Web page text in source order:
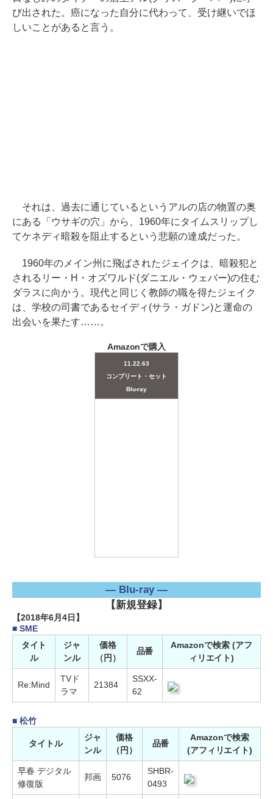
び出された。癌になった自分に代わって、受け継いでほ
しいことがあると言う。
それは、過去に通じているというアルの店の物置の奥
にある「ウサギの穴」から、1960年にタイムスリップし
てケネディ暗殺を阻止するという悲願の達成だった。
1960年のメイン州に飛ばされたジェイクは、暗殺犯と
されるリー・H・オズワルド(ダニエル・ウェバー)の住む
ダラスに向かう。現代と同じく教師の職を得たジェイク
は、学校の司書であるセイディ(サラ・ガドン)と運命の
出会いを果たす……。
Amazonで購入
11.22.63
コンプリート・セット
Blu-ray
― Blu-ray ―
【新規登録】
【2018年6月4日】
■ SME
タイト
ル
ジャ
ンル
価格
（円）
品番
Amazonで検索 (アフ
ィリエイト)
Re:Mind
TVド
ラマ
21384
SSXX-
62
■ 松竹
タイトル
ジャ
ンル
価格
（円）
品番
Amazonで検索
(アフィリエイト)
早春 デジタル
修復版
邦画 5076
SHBR-
0493